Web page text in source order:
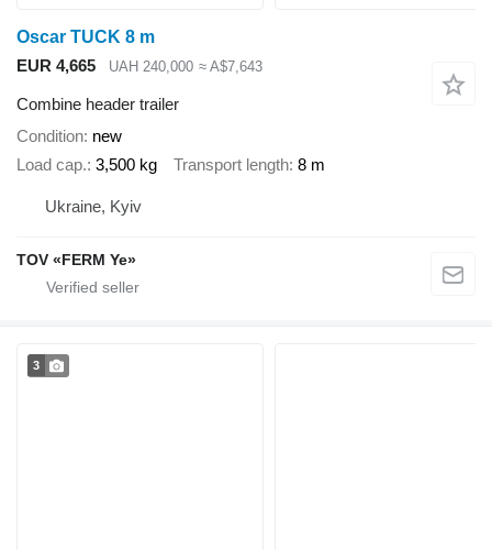
Oscar TUCK 8 m
EUR 4,665
UAH 240,000 ≈ A$7,643
Combine header trailer
Condition new
Load cap. 3,500 kg Transport length 8 m
Ukraine, Kyiv
TOV «FERM Ye»
3